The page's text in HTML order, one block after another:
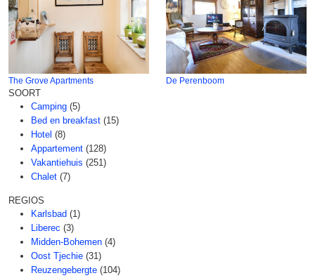
The Grove Apartments De Perenboom
SOORT
Camping (5)
Bed en breakfast (15)
Hotel (8)
Appartement (128)
Vakantiehuis (251)
Chalet (7)
REGIOS
Karlsbad (1)
Liberec (3)
Midden-Bohemen (4)
Oost Tjechie (31)
Reuzengebergte (104)